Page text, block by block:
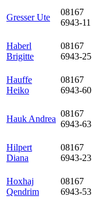
Gresser Ute
08167
6943-11
Haberl
Brigitte
08167
6943-25
Hauffe
Heiko
08167
6943-60
Hauk Andrea
08167
6943-63
Hilpert
Diana
08167
6943-23
Hoxhaj
Qendrim
08167
6943-53